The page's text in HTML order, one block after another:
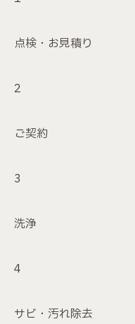
点検・お見積り
ご契約
洗浄
サビ・汚れ除去